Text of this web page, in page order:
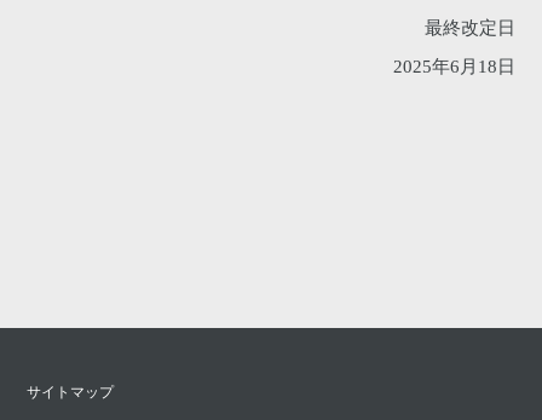
最終改定日
2025年6月18日
サイトマップ